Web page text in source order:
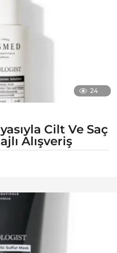
24
Cilt Ve Saç
Alışveriş